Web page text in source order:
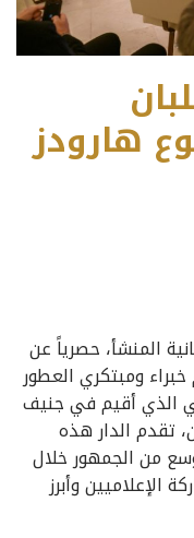
هارودز
المنشأ، حصرياً عن
ومبتكري العطور
الذي أقيم في جنيف
تقدم الدار هذه
من الجمهور خلال
الإعلاميين وأبرز